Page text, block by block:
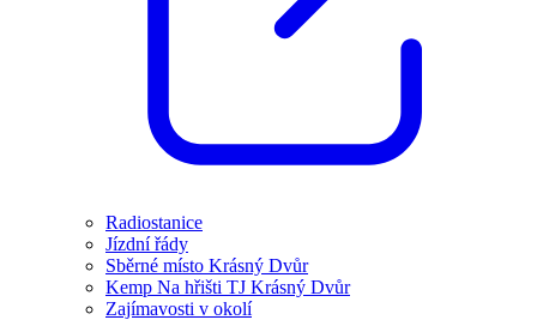
Radiostanice
Jízdní řády
Sběrné místo Krásný Dvůr
Kemp Na hřišti TJ Krásný Dvůr
Zajímavosti v okolí